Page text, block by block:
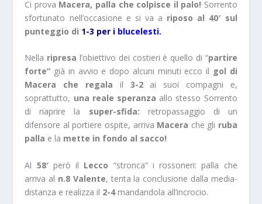
Ci prova Macera, palla che colpisce il palo! Sorrento
sfortunato nell’occasione e si va a riposo al 40′ sul
punteggio di 1-3 per i blucelesti.
Nella ripresa l’obiettivo dei costieri è quello di “partire
forte” già in avvio e dopo alcuni minuti ecco il gol di
Macera che regala il 3-2ai suoi compagni e,
soprattutto, una reale speranza allo stesso Sorrento
di riaprire la super-sfida: retropassaggio di un
difensore al portiere ospite, arriva Macera che gli ruba
palla e la mette in fondo al sacco!
Al 58′però il Lecco “stronca” i rossoneri: palla che
arriva al n.8 Valente, tenta la conclusione dalla media-
distanza e realizza il 2-4mandandola all’incrocio.